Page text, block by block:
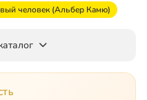
чeлoвeк (Aльбep Кaмю)